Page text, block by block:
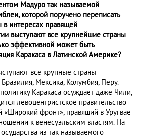
Мадуро так называемой
которой поручено переписать
в интересах правящей
выступают все крупнейшие страны
эффективной может быть
Каракаса в Латинской Америке?
все крупные страны
Бразилия, Мексика, Колумбия, Перу.
Каракаса осуждает даже Чили,
левоцентристское правительство
фронт», правящий в Уругвае
к венесуэльским властям. На
из так называемого